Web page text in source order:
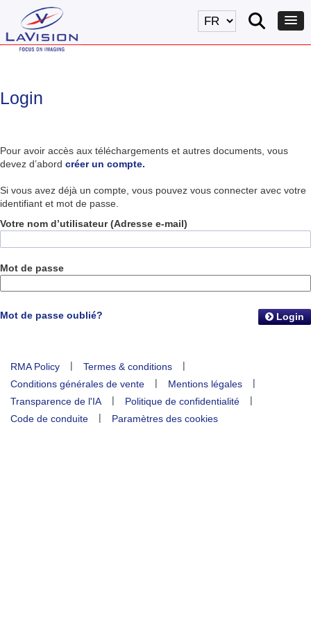
Login
Pour avoir accès aux téléchargements et autres documents, vous
devez d’abord créer un compte.
Si vous avez déjà un compte, vous pouvez vous connecter avec votre
identifiant et mot de passe.
Votre nom d’utilisateur (Adresse e-mail)
Mot de passe
Mot de passe oublié? Login
RMA Policy | Termes & conditions
|
Conditions générales de vente
| Mentions légales
|
Transparence de l'IA
| Politique de confidentialité
|
Code de conduite
| Paramètres des cookies